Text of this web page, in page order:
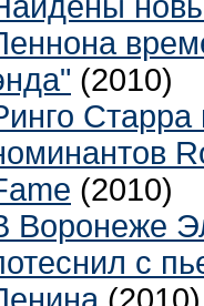
(2010)
Старра
(2010)
Воронеже
с